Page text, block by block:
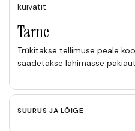
kuivatit.
Tarne
Trükitakse tellimuse peale
saadetakse lähimasse
SUURUS JA LÕIGE